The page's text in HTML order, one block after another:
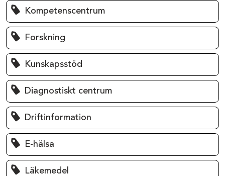
Kompetenscentrum
Forskning
Kunskapsstöd
Diagnostiskt centrum
Driftinformation
E-hälsa
Läkemedel